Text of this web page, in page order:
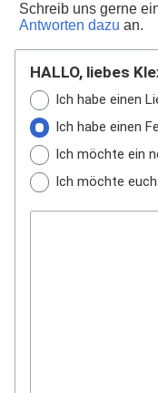
Schreib uns gerne
Antworten dazu an.
HALLO, liebes
Ich habe einen
Ich habe einen
Ich möchte ein
Ich möchte